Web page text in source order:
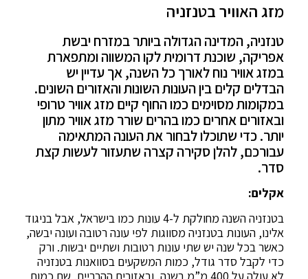
מזג האוויר בטנזניה
טנזניה, המדינה הגדולה ביותר במזרח יבשת
אפריקה, שוכנת דרומית לקו המשווה ומתפארת
במזג אוויר נוח לאורך כל השנה, אך עדיין יש
הבדלים קלים בין העונות השונות והאזורים השונים.
במקומות מסוימים כמו החוף קיים מזג אוויר טרופי
ובאזורים אחרים כמו בהרים שורר מזג אוויר מתון
יותר. כדי שתוכלו לבחור את העונה המתאימה
עבורכם, להלן סקירה קצרה שתעזור לעשות קצת
סדר.
אקלים:
בטנזניה השנה מחולקת ל-4 עונות כמו בישראל, אבל בניגוד
אלינו, העונות בטנזניה מסווגות לפי עונה רטובה ועונה יבשה,
כאשר בכל שנה יש שתי עונות רטובות ושתיים יבשות. ורק
כדי לקבל סדר גודל, כמות המשקעים בסוואנות בטנזניה
לא עולה על 400 מ”מ בשנה, ובאזורים ההרריים, שם כמות